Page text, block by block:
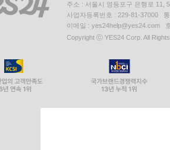
주소 : 서울시 영등포구 은행로 11,
사업자등록번호 : 229-81-37000
이메일 : yes24help@yes24.com
Copyright ⓒ YES24 Corp. All